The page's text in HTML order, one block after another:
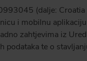
(dalje:
i mobilnu
zahtjevima iz
te o